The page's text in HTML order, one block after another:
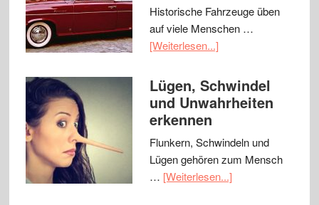
Historische Fahrzeuge üben
auf viele Menschen …
[Weiterlesen...]
Lügen, Schwindel
und Unwahrheiten
erkennen
Flunkern, Schwindeln und
Lügen gehören zum Mensch
… [Weiterlesen...]